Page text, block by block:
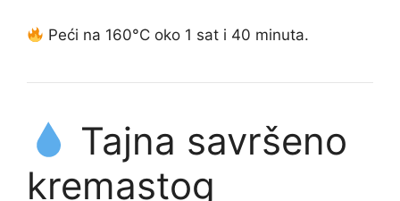
Peći na 160°C oko 1 sat i 40 minuta.
Tajna savršeno
kremastog